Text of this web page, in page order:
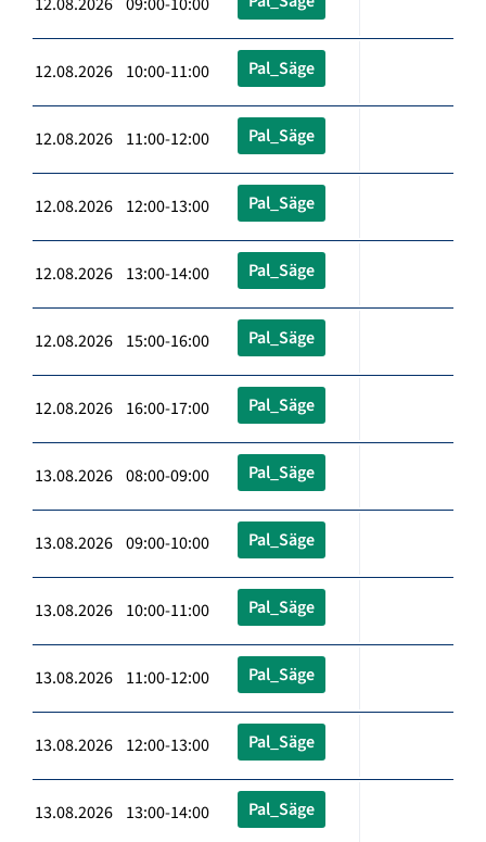
12.08.2026 10:00-11:00 Pal_Säge
12.08.2026 11:00-12:00 Pal_Säge
12.08.2026 12:00-13:00 Pal_Säge
12.08.2026 13:00-14:00 Pal_Säge
12.08.2026 15:00-16:00 Pal_Säge
12.08.2026 16:00-17:00 Pal_Säge
13.08.2026 08:00-09:00 Pal_Säge
13.08.2026 09:00-10:00 Pal_Säge
13.08.2026 10:00-11:00 Pal_Säge
13.08.2026 11:00-12:00 Pal_Säge
13.08.2026 12:00-13:00 Pal_Säge
13.08.2026 13:00-14:00 Pal_Säge